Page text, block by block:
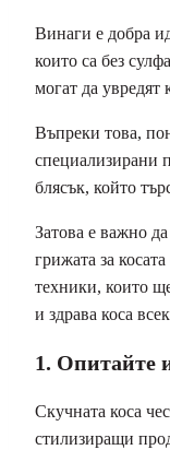
Винаги е добра
които са без
могат да увредят
Въпреки това,
специализирани
блясък, който
Затова е важно
грижата за
техники, които
и здрава коса
1. Опитайте
Скучната коса
стилизиращи